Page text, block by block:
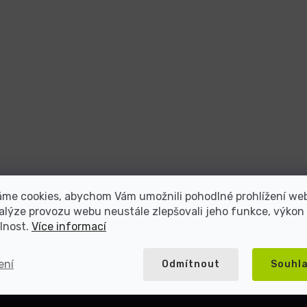
cookies, abychom Vám umožnili pohodlné prohlížení
provozu webu neustále zlepšovali jeho funkce, výkon
Více informací
Odmítnout
repasované elektroniky s více
zákazníků
Přes 20 let na trhu